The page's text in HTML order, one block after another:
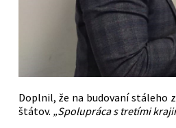
Doplnil, že na budovaní stáleho
štátov. „Spolupráca s tretími